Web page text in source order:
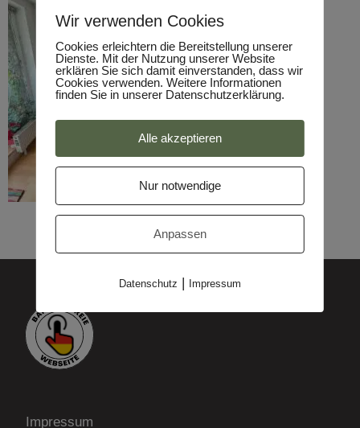
Impressum
Wir verwenden Cookies
Cookies erleichtern die Bereitstellung unserer
Dienste. Mit der Nutzung unserer Website
erklären Sie sich damit einverstanden, dass wir
Cookies verwenden. Weitere Informationen
finden Sie in unserer Datenschutzerklärung.
Alle akzeptieren
Nur notwendige
Anpassen
Datenschutz | Impressum